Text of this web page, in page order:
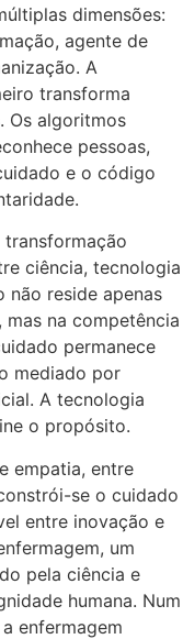
dimensões:
agente de
A
transforma
Os algoritmos
pessoas,
e o código
transformação
ciência, tecnologia
não reside apenas
na competência
permanece
mediado por
A tecnologia
o propósito.
empatia, entre
se o cuidado
entre inovação e
um
pela ciência e
humana. Num
enfermagem